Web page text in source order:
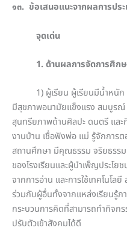
๑๓. ข้อเสนอแนะจากผลการปร
จุดเด่น
1. ด้านผลการจัดการศึกษ
1) ผู้เรียน ผู้เรียนมีน้ำหนั
มีสุขภาพอนามัยแข็งแรง สมบูรณ์
สุนทรียภาพด้านศิลปะ ดนตรี แล
งานบ้าน เชื่อฟังพ่อ แม่ รู้จักกา
สถานศึกษา มีคุณธรรม จริยธรร
ของโรงเรียนและผู้บำเพ็ญประโ
จากการอ่าน และการใช้เทคโนโล
ร่วมกับผู้อื่นทั้งจากแหล่งเรียนรู้
กระบวนการคิดที่สามารถทำกิจก
ปรับตัวเข้าสังคมได้ดี